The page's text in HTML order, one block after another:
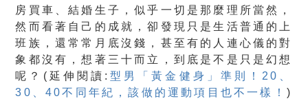
房買車、結婚生子，似乎一切是那麼理所當然，
然而看著自己的成就，卻發現只是生活普通的上
班族，還常常月底沒錢，甚至有的人連心儀的對
象都沒有，想著三十而立，到底是不是只是幻想
呢？(延伸閱讀: 型男「黃金健身」準則！20、
30、40不同年紀，該做的運動項目也不一樣！ )